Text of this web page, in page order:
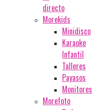
directo
Morekids
Minidisco
Karaoke
Infantil
Talleres
Payasos
Monitores
Morefoto